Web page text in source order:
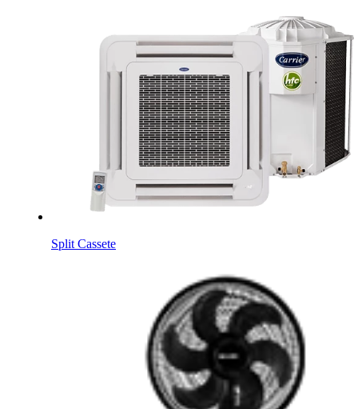
Split Cassete